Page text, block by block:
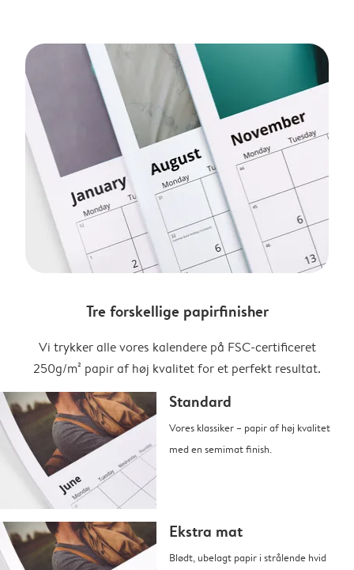
Tre forskellige papirfinisher
Vi trykker alle vores kalendere på FSC-certificeret
250g/m² papir af høj kvalitet for et perfekt resultat.
Standard
Vores klassiker – papir af høj kvalitet
med en semimat finish.
Ekstra mat
Blødt, ubelagt papir i strålende hvid